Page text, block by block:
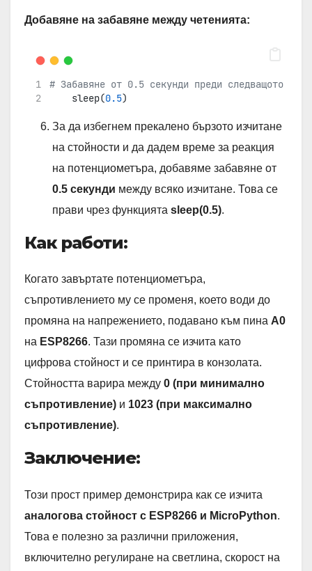
Добавяне на забавяне между четенията:
# Забавяне от 0.5 секунди преди следващото
    sleep(
0.5)
За да избегнем прекалено бързото изчитане
на стойности и да дадем време за реакция
на потенциометъра, добавяме забавяне от
0.5 секунди между всяко изчитане. Това се
прави чрез функцията sleep(0.5).
Как работи:
Когато завъртате потенциометъра,
съпротивлението му се променя, което води до
промяна на напрежението, подавано към пина A0
на ESP8266. Тази промяна се изчита като
цифрова стойност и се принтира в конзолата.
Стойността варира между 0 (при минимално
съпротивление) и 1023 (при максимално
съпротивление).
Заключение:
Този прост пример демонстрира как се изчита
аналогова стойност с ESP8266 и MicroPython.
Това е полезно за различни приложения,
включително регулиране на светлина, скорост на